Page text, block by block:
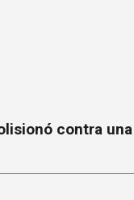
contra